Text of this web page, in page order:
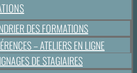
DES FORMATIONS
– ATELIERS EN LIGNE
DE STAGIAIRES